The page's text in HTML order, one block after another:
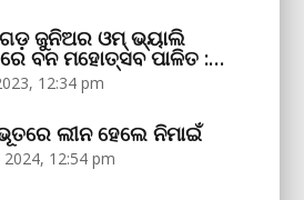
ଜୁନିଅର ଓମ୍‌ ଭ୍ୟାଲି
ବନ ମହୋତ୍ସବ ପାଳିତ :…
12:34 pm
ଲୀନ ହେଲେ ନିମାଇଁ
2024, 12:54 pm